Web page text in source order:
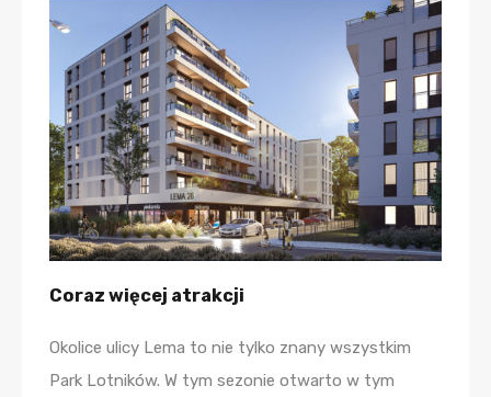
Coraz więcej atrakcji
Okolice ulicy Lema to nie tylko znany wszystkim
Park Lotników. W tym sezonie otwarto w tym